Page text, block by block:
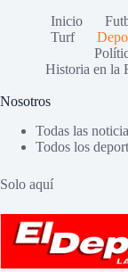
Inicio
Turf
Historia en la
Nosotros
Todas las
Todos los
Solo aquí